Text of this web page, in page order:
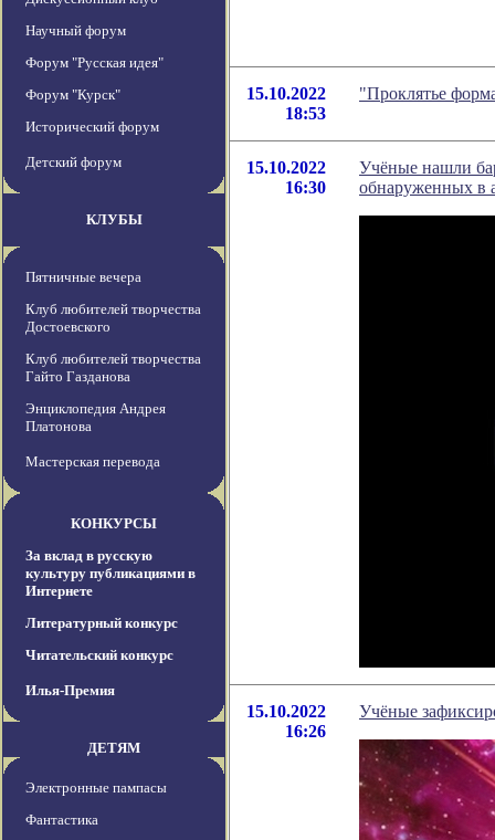
Научный форум
Форум "Русская идея"
Форум "Курск"
Исторический форум
Детский форум
КЛУБЫ
Пятничные вечера
Клуб любителей творчества
Достоевского
Клуб любителей творчества
Гайто Газданова
Энциклопедия Андрея
Платонова
Мастерская перевода
КОНКУРСЫ
За вклад в русскую
культуру публикациями в
Интернете
Литературный конкурс
Читательский конкурс
Илья-Премия
ДЕТЯМ
Электронные пампасы
Фантастика
15.10.2022
18:53
"Проклятье
15.10.2022
16:30
Учёные нашли
обнаруженных в
15.10.2022
16:26
Учёные